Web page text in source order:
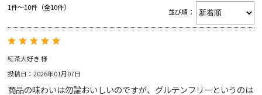
RINGTONS 紅茶缶
RINGTONS グッズ
ジャム&マーマレード
スコーン
初めてのリントンズ
にわとり型ティーコジー
ギフトバッグ
Gift
Voice
Blog
1件～10件（全10件）
並び順：
紅茶大好き 様
投稿日：2026年01月07日
商品の味わいは勿論おいしいのですが、グルテンフリーというのは